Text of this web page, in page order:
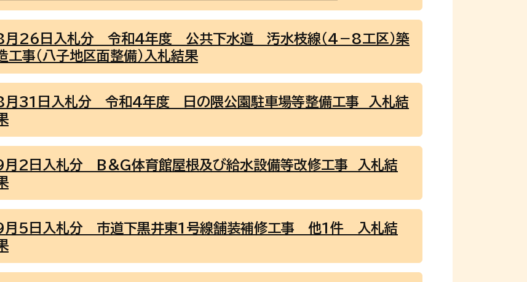
月26日入札分 令和4年度 公共下水道 汚水枝線（4－8工区）築
工事（八子地区面整備）入札結果
月31日入札分 令和4年度 日の隈公園駐車場等整備工事 入札結
月2日入札分 B＆G体育館屋根及び給水設備等改修工事 入札結
月5日入札分 市道下黒井東1号線舗装補修工事 他1件 入札結